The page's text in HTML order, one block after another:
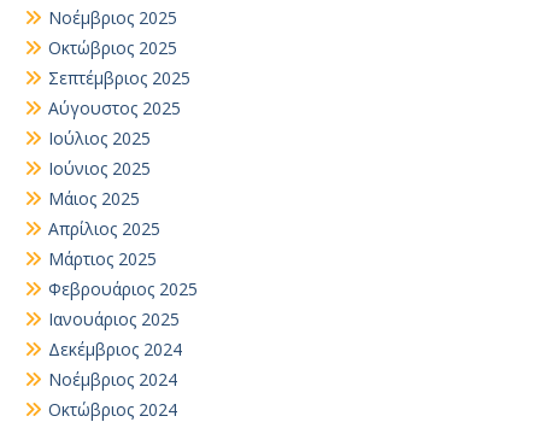
Νοέμβριος 2025
Οκτώβριος 2025
Σεπτέμβριος 2025
Αύγουστος 2025
Ιούλιος 2025
Ιούνιος 2025
Μάιος 2025
Απρίλιος 2025
Μάρτιος 2025
Φεβρουάριος 2025
Ιανουάριος 2025
Δεκέμβριος 2024
Νοέμβριος 2024
Οκτώβριος 2024